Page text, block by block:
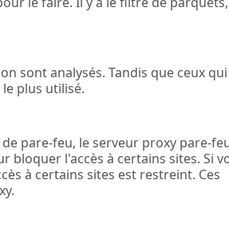
sont analysés. Tandis que ceux
plus utilisé.
pare-feu, le serveur proxy pare-
l'accès à certains sites. Si
à certains sites est restreint. Ces